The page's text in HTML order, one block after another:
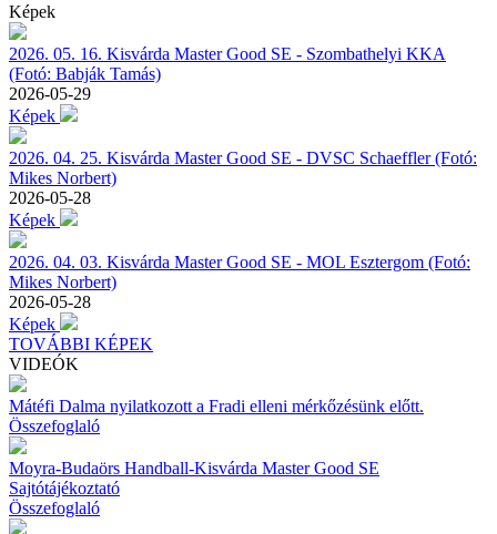
Képek
2026. 05. 16. Kisvárda Master Good SE - Szombathelyi KKA
(Fotó: Babják Tamás)
2026-05-29
Képek
2026. 04. 25. Kisvárda Master Good SE - DVSC Schaeffler (Fotó:
Mikes Norbert)
2026-05-28
Képek
2026. 04. 03. Kisvárda Master Good SE - MOL Esztergom (Fotó:
Mikes Norbert)
2026-05-28
Képek
TOVÁBBI KÉPEK
VIDEÓK
Mátéfi Dalma nyilatkozott a Fradi elleni mérkőzésünk előtt.
Összefoglaló
Moyra-Budaörs Handball-Kisvárda Master Good SE
Sajtótájékoztató
Összefoglaló